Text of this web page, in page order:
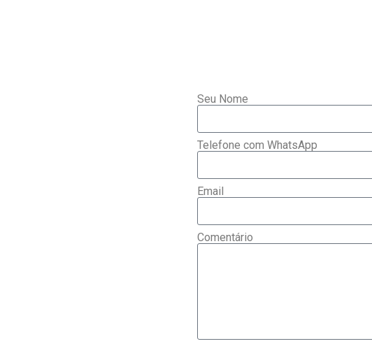
Seu Nome
Telefone com WhatsApp
Email
Comentário